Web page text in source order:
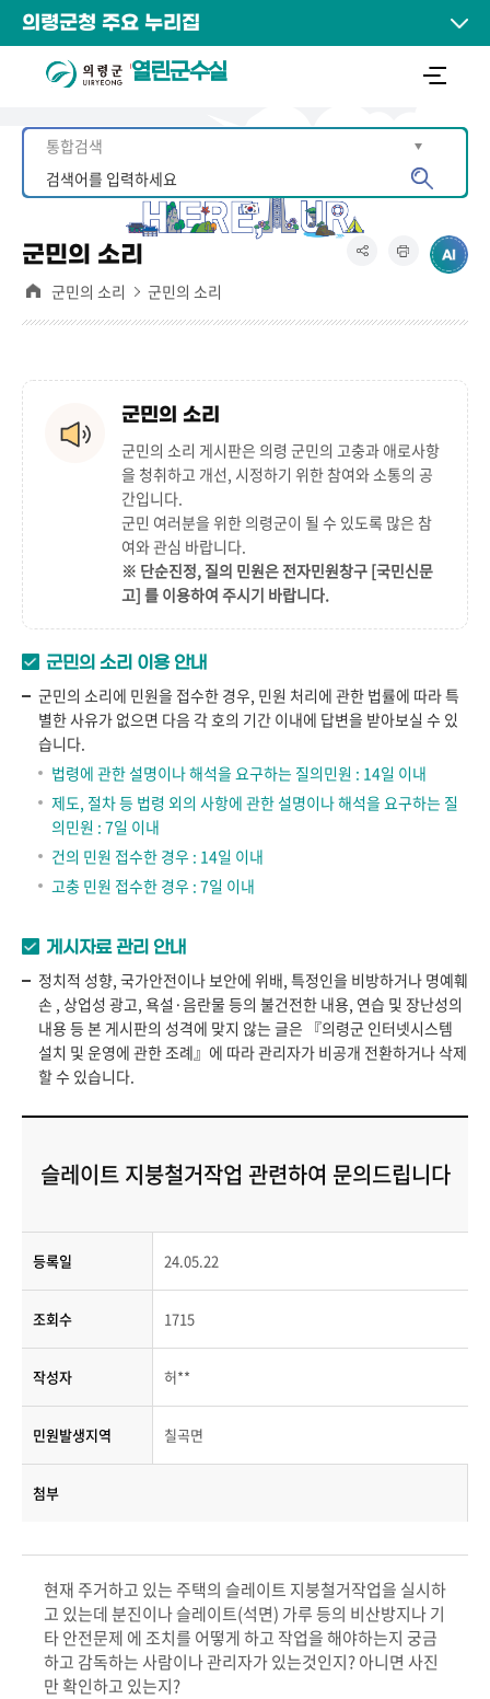
의령군청 주요 누리집
열린군수실
군민의 소리
군민의 소리 군민의 소리
군민의 소리
군민의 소리 게시판은 의령 군민의 고충과 애로사항
을 청취하고 개선, 시정하기 위한 참여와 소통의 공
간입니다.
군민 여러분을 위한 의령군이 될 수 있도록 많은 참
여와 관심 바랍니다.
※ 단순진정, 질의 민원은 전자민원창구 [국민신문
고] 를 이용하여 주시기 바랍니다.
군민의 소리 이용 안내
군민의 소리에 민원을 접수한 경우, 민원 처리에 관한 법률에 따라 특
별한 사유가 없으면 다음 각 호의 기간 이내에 답변을 받아보실 수 있
습니다.
법령에 관한 설명이나 해석을 요구하는 질의민원 : 14일 이내
제도, 절차 등 법령 외의 사항에 관한 설명이나 해석을 요구하는 질
의민원 : 7일 이내
건의 민원 접수한 경우 : 14일 이내
고충 민원 접수한 경우 : 7일 이내
게시자료 관리 안내
정치적 성향, 국가안전이나 보안에 위배, 특정인을 비방하거나 명예훼
손 , 상업성 광고, 욕설·음란물 등의 불건전한 내용, 연습 및 장난성의
내용 등 본 게시판의 성격에 맞지 않는 글은 『의령군 인터넷시스템
설치 및 운영에 관한 조례』에 따라 관리자가 비공개 전환하거나 삭제
할 수 있습니다.
슬레이트 지붕철거작업 관련하여 문의드립니다
등록일 24.05.22
조회수 1715
작성자 허**
민원발생지역 칠곡면
첨부
현재 주거하고 있는 주택의 슬레이트 지붕철거작업을 실시하
고 있는데 분진이나 슬레이트(석면) 가루 등의 비산방지나 기
타 안전문제 에 조치를 어떻게 하고 작업을 해야하는지 궁금
하고 감독하는 사람이나 관리자가 있는것인지? 아니면 사진
만 확인하고 있는지?